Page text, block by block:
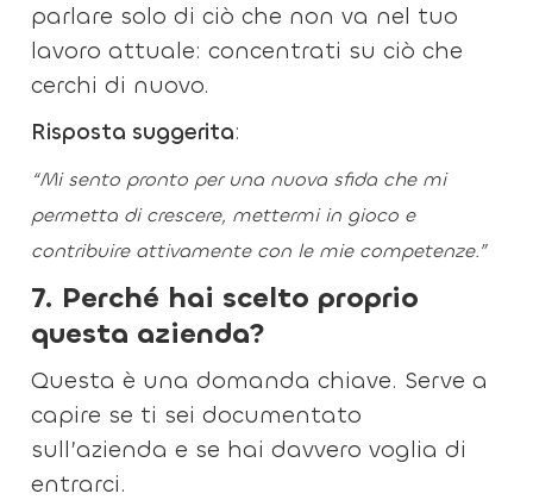
parlare solo di ciò che non va nel tuo
lavoro attuale: concentrati su ciò che
cerchi di nuovo.
Risposta suggerita:
“Mi sento pronto per una nuova sfida che mi
permetta di crescere, mettermi in gioco e
contribuire attivamente con le mie competenze.”
7. Perché hai scelto proprio
questa azienda?
Questa è una domanda chiave. Serve a
capire se ti sei documentato
sull’azienda e se hai davvero voglia di
entrarci.